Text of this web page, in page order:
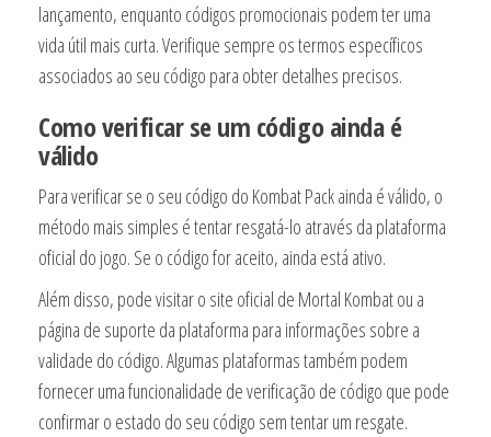
lançamento, enquanto códigos promocionais podem ter uma
vida útil mais curta. Verifique sempre os termos específicos
associados ao seu código para obter detalhes precisos.
Como verificar se um código ainda é
válido
Para verificar se o seu código do Kombat Pack ainda é válido, o
método mais simples é tentar resgatá-lo através da plataforma
oficial do jogo. Se o código for aceito, ainda está ativo.
Além disso, pode visitar o site oficial de Mortal Kombat ou a
página de suporte da plataforma para informações sobre a
validade do código. Algumas plataformas também podem
fornecer uma funcionalidade de verificação de código que pode
confirmar o estado do seu código sem tentar um resgate.